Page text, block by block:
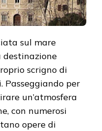
sul mare
destinazione
scrigno di
per
un’atmosfera
con numerosi
opere di